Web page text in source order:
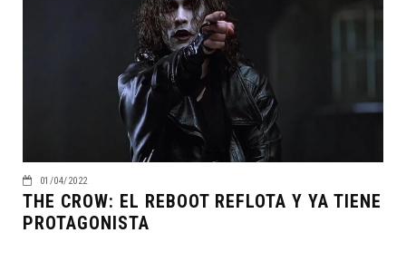
01/04/2022
THE CROW: EL REBOOT REFLOTA Y YA TIENE
PROTAGONISTA